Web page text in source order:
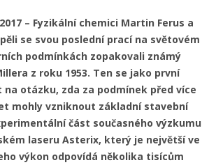
– Fyzikální chemici Martin Ferus a
se svou poslední prací na světovém
podmínkách zopakovali známý
z roku 1953. Ten se jako první
na otázku, zda za podmínek před více
mohly vzniknout základní stavební
část současného výzkumu
laseru Asterix, který je největší ve
výkon odpovídá několika tisícům